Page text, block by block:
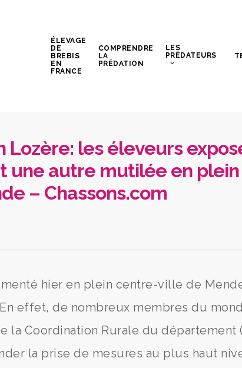
ÉLEVAGE
DE
BREBIS
EN
FRANCE
COMPRENDRE
LA
PRÉDATION
LES
PRÉDATEURS
Lozère: les éleveurs
une autre mutilée en plein
– Chassons.com
hier en plein centre-ville de
effet, de nombreux membres du
la Coordination Rurale du département
la prise de mesures au plus haut